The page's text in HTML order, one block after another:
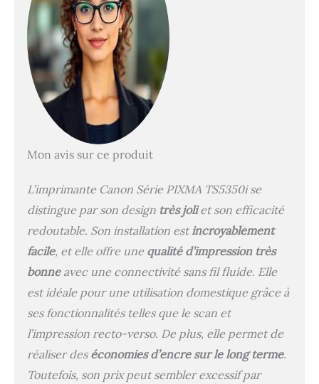
pour des flux de travail
ininterrompus,
imprimante compacte,
impression de
documents
professionnels à des
vitesses élevées, 24 ipm
(noir), 15,5 ipm (couleur)
écran LCD inclinable,
utilisateur intuitive, CAD
frontal recto-verso 50
feuilles, impression
recto-verso automatique,
capacité de 350 feuilles
sans rechargement de
papier fastidieux
ÉCONOMIQUE :
imprimante compacte
avec réservoirs d'encre
intégrés dotés de la
technologie MegaTank,
idéale pour les volumes
d'impression mensuels
Mon avis sur ce produit
L’imprimante Canon Série PIXMA TS5350i se
distingue par son design très joliet son efficacité
redoutable. Son installation estincroyablement
facile, et elle offre une qualité d’impression très
bonneavec une connectivité sans fil fluide. Elle
est idéale pour une utilisation domestique grâce à
ses fonctionnalités telles que le scan et
l’impression recto-verso. De plus, elle permet de
réaliser des économies d’encre sur le long terme.
Toutefois, son prix peut sembler excessif par